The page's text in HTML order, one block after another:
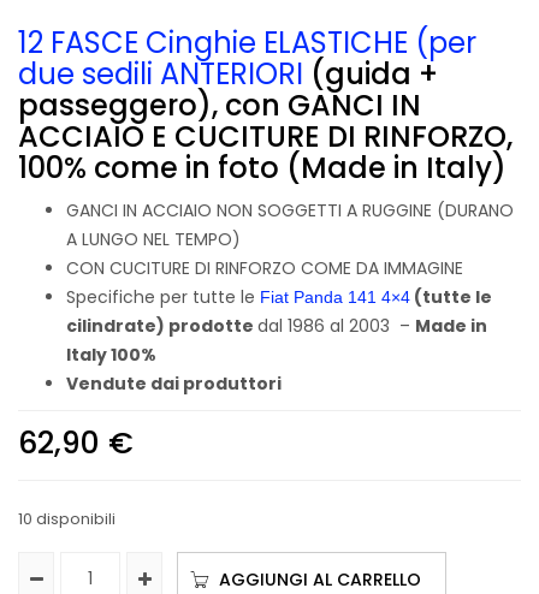
12 FASCE Cinghie ELASTICHE (per
due sedili ANTERIORI (guida +
passeggero), con GANCI IN
ACCIAIO E CUCITURE DI RINFORZO,
100% come in foto (Made in Italy)
GANCI IN ACCIAIO NON SOGGETTI A RUGGINE (DURANO
A LUNGO NEL TEMPO)
CON CUCITURE DI RINFORZO COME DA IMMAGINE
Specifiche per tutte le Fiat Panda 141 4×4 (tutte le
cilindrate) prodotte dal 1986 al 2003 – Made in
Italy 100%
Vendute dai produttori
62,90 €
10 disponibili
AGGIUNGI AL CARRELLO